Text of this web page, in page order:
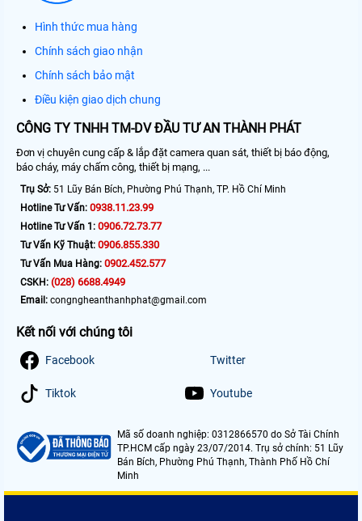
Hình thức mua hàng
Chính sách giao nhận
Chính sách bảo mật
Điều kiện giao dịch chung
CÔNG TY TNHH TM-DV ĐẦU TƯ AN THÀNH PHÁT
Đơn vị chuyên cung cấp & lắp đặt camera quan sát, thiết bị báo động,
báo cháy, máy chấm công, thiết bị mạng, ...
Trụ Sở: 51 Lũy Bán Bích, Phường Phú Thạnh, TP. Hồ Chí Minh
Hotline Tư Vấn: 0938.11.23.99
Hotline Tư Vấn 1: 0906.72.73.77
Tư Vấn Kỹ Thuật: 0906.855.330
Tư Vấn Mua Hàng: 0902.452.577
CSKH: (028) 6688.4949
Email: congngheanthanhphat@gmail.com
Kết nối với chúng tôi
Facebook Twitter
Tiktok Youtube
Mã số doanh nghiệp: 0312866570 do Sở Tài Chính
TP.HCM cấp ngày 23/07/2014. Trụ sở chính: 51 Lũy
Bán Bích, Phường Phú Thạnh, Thành Phố Hồ Chí
Minh